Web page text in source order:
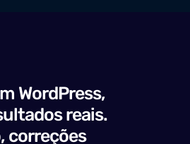
WordPress,
reais.
correções